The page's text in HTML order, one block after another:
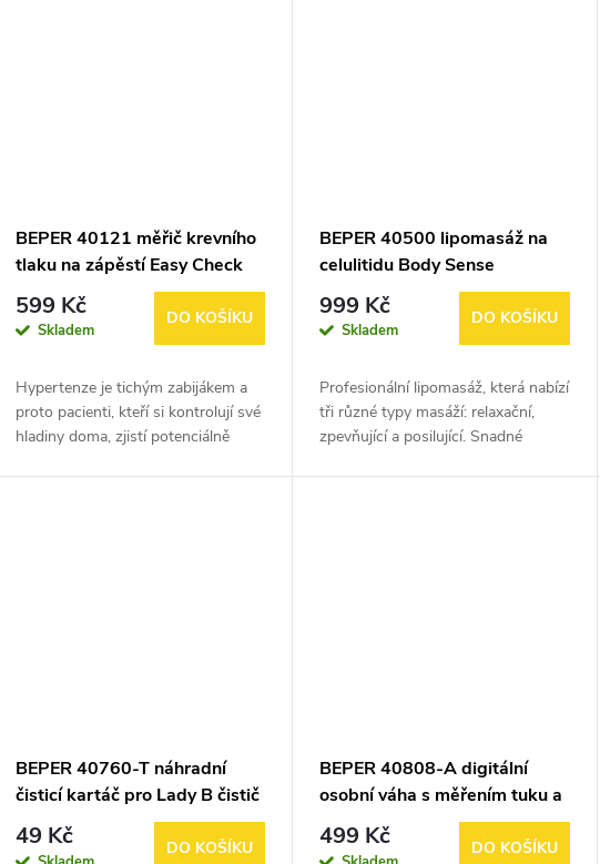
BEPER 40121 měřič krevního
tlaku na zápěstí Easy Check
599 Kč
Skladem
DO KOŠÍKU
Hypertenze je tichým zabijákem a
proto pacienti, kteří si kontrolují své
hladiny doma, zjistí potenciálně
BEPER 40500 lipomasáž na
celulitidu Body Sense
999 Kč
Skladem
DO KOŠÍKU
Profesionální lipomasáž, která nabízí
tři různé typy masáží: relaxační,
zpevňující a posilující. Snadné
BEPER 40760-T náhradní
čisticí kartáč pro Lady B čistič
pleti
49 Kč DO KOŠÍKU
BEPER 40808-A digitální
osobní váha s měřením tuku a
vody
499 Kč DO KOŠÍKU